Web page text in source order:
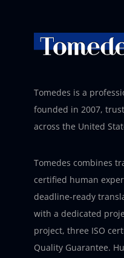
Tomedes is a
founded in 2007,
across the United
Tomedes combines
certified human
deadline-ready
with a dedicated
project, three ISO
Quality Guarantee.